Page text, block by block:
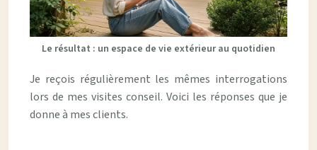
Le résultat : un espace de vie extérieur au quotidien
Je reçois régulièrement les mêmes interrogations
lors de mes visites conseil. Voici les réponses que je
donne à mes clients.